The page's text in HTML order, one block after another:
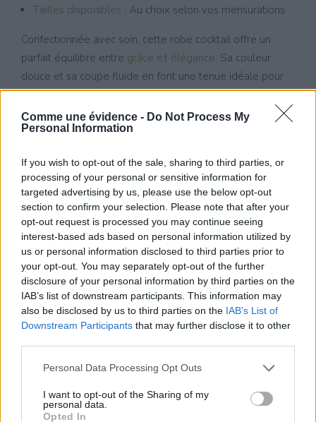
Comme une évidence - Do Not Process My
Personal Information
If you wish to opt-out of the sale, sharing to third parties, or
processing of your personal or sensitive information for
targeted advertising by us, please use the below opt-out
section to confirm your selection. Please note that after your
opt-out request is processed you may continue seeing
interest-based ads based on personal information utilized by
us or personal information disclosed to third parties prior to
your opt-out. You may separately opt-out of the further
disclosure of your personal information by third parties on the
IAB’s list of downstream participants. This information may
also be disclosed by us to third parties on the IAB’s List of
Downstream Participants that may further disclose it to other
Personal Data Processing Opt Outs
I want to opt-out of the Sharing of my
personal data.
Opted In
Tailles disponibles : Au choix selon vos mensurations
Confectionnée avec soin, cette robe cocktail offre un
parfait équilibre entre grâce et élégance. Sa couleur
douce et sa coupe fluide en font une tenue idéale pour
unecérémonie printanière, uncocktailou unévénement
chicoù simplicité et raffinement se rencontrent.
sur-Saône , cette robe attire les clientes venues de
Louhans,Chalon-sur-Saône, Saint-Marcel,La Genête
Saint-Germain-du-Plain.
Prenez rendez-vouspour un essayage dans une
ambiance chaleureuse et confidentielle. Laissez cette
robe bleu ciel révéler votreéclat naturel avec douceur
et distinction.
Ref : SS00164IBS